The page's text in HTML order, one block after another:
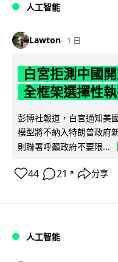
人工智能
Lawton 1 日
白宮拒測中國
全框架選擇性
彭博社報道，白宮通知美
模型將不納入特朗普政府
則聯署呼籲政府不要限...
44 21 ↗ 分享
人工智能